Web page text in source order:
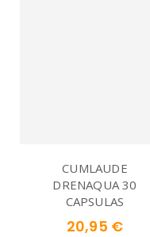
CUMLAUDE
DRENAQUA 30
CAPSULAS
20,95 €